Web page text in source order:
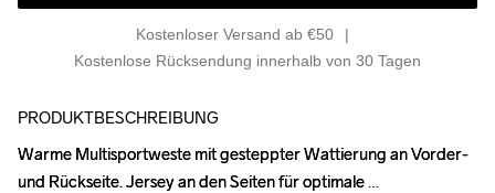
Kostenloser Versand ab €50
Kostenlose Rücksendung innerhalb von 30 Tagen
PRODUKTBESCHREIBUNG
Warme Multisportweste mit gesteppter Wattierung an Vorder-
und Rückseite. Jersey an den Seiten für optimale
Warme Multisportweste mit gesteppter Wattierung an Vorder-
und Rückseite. Jersey an den Seiten für optimale